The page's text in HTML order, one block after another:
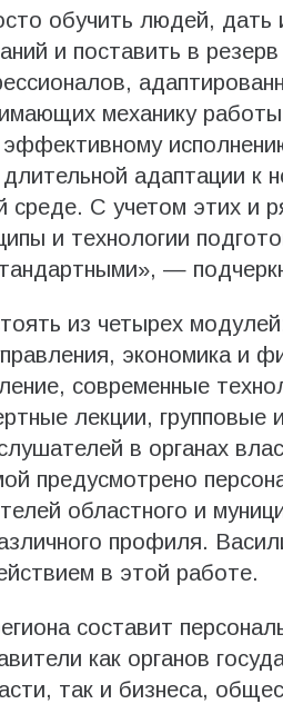
обучить людей, дать
и поставить в
механику работы
эффективному
адаптации к
среде. С учетом этих и
и технологии
—
из четырех
экономика и
современные
лекции, групповые
в органах
предусмотрено
областного и
профиля.
в этой работе.
составит
как органов
так и бизнеса,